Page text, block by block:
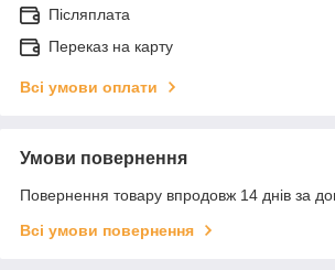
Післяплата
Переказ на карту
Всі умови оплати
Умови повернення
Повернення товару впродовж 14 днів за
Всі умови повернення